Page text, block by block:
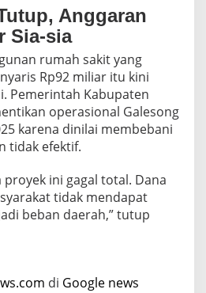
Anggaran
Sia-sia
rumah sakit yang
Rp92 miliar itu kini
Pemerintah Kabupaten
operasional Galesong
karena dinilai membebani
tidak efektif.
proyek ini gagal total. Dana
tidak mendapat
beban daerah,” tutup
di Google news